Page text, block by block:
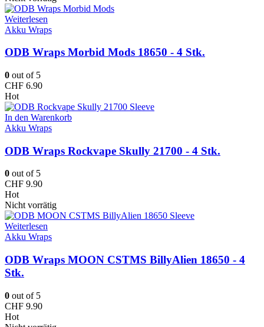
Weiterlesen
Akku Wraps
ODB Wraps Morbid Mods 18650 - 4 Stk.
0 out of 5
CHF 6.90
Hot
In den Warenkorb
Akku Wraps
ODB Wraps Rockvape Skully 21700 - 4 Stk.
0 out of 5
CHF 9.90
Hot
Nicht vorrätig
Weiterlesen
Akku Wraps
ODB Wraps MOON CSTMS BillyAlien 18650 - 4
Stk.
0 out of 5
CHF 9.90
Hot